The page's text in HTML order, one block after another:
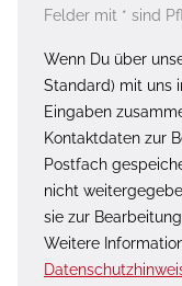
Felder mit * sind
Wenn Du über
Standard) mit uns
Eingaben
Kontaktdaten zur
Postfach
nicht
sie zur
Weitere